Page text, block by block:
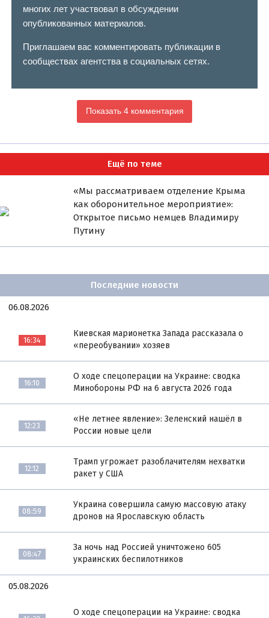
многих лет участвовал в обсуждении
опубликованных материалов.
Приглашаем вас комментировать публикации в
сообществах агентства в социальных сетях.
Показать 4 комментария
Ещё по теме
«Мы рассматриваем отделение Крыма
как оборонительное мероприятие»:
Открытое письмо немцев Владимиру
Путину
Последние новости
06.08.2026
16:34
Киевская марионетка Запада рассказала о
«переобувании» хозяев
16:10
О ходе спецоперации на Украине: сводка
Минобороны РФ на 6 августа 2026 года
12:23
«Не летнее явление»: Зеленский нашёл в
России новые цели
12:12
Трамп угрожает разоблачителям нехватки
ракет у США
08:59
Украина совершила самую массовую атаку
дронов на Ярославскую область
08:47
За ночь над Россией уничтожено 605
украинских беспилотников
05.08.2026
О ходе спецоперации на Украине: сводка